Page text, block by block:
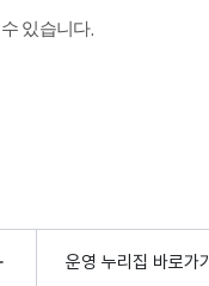
있습니다.
운영 누리집 바로가기